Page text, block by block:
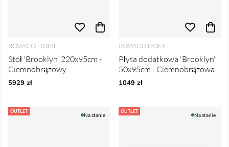
ROWICO HOME
Stół 'Brooklyn' 220x95cm -
Ciemnobrązowy
5929 zł
ROWICO HOME
Płyta dodatkowa 'Brooklyn'
50x95cm - Ciemnobrązowa
1049 zł
OUTLET
Na stanie
OUTLET
Na stanie